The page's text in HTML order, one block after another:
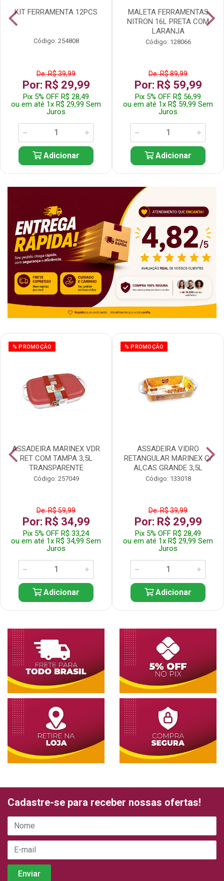
KIT FERRAMENTA 12PCS
Código: 254808
De: R$ 39,99
Por: R$ 29,99
Pix 5% OFF R$ 28,49
ou em até 1x R$ 29,99 Sem
Juros
Adicionar
MALETA FERRAMENTAS
NITRON 16L PRETA COM
LARANJA
Código: 128066
De: R$ 89,99
Por: R$ 59,99
Pix 5% OFF R$ 56,99
ou em até 1x R$ 59,99 Sem
Juros
Adicionar
% PROMOÇÃO
ASSADEIRA MARINEX VDR
RET COM TAMPA 3,5L
TRANSPARENTE
Código: 257049
De: R$ 59,99
Por: R$ 34,99
Pix 5% OFF R$ 33,24
ou em até 1x R$ 34,99 Sem
Juros
Adicionar
% PROMOÇÃO
ASSADEIRA VIDRO
RETANGULAR MARINEX C/
ALCAS GRANDE 3,5L
Código: 133018
De: R$ 39,99
Por: R$ 29,99
Pix 5% OFF R$ 28,49
ou em até 1x R$ 29,99 Sem
Juros
Adicionar
Cadastre-se para receber nossas ofertas!